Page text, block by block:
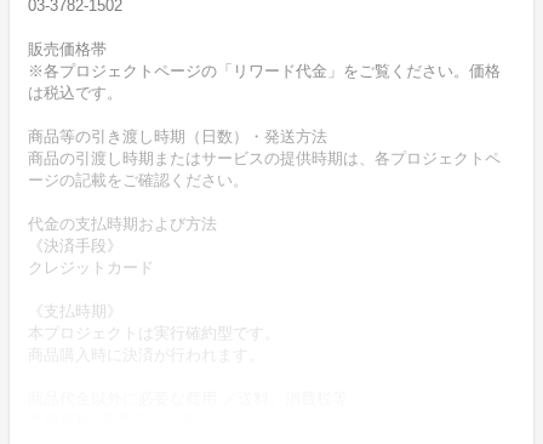
03-3782-1502
販売価格帯
※各プロジェクトページの「リワード代金」をご覧ください。価格
は税込です。
商品等の引き渡し時期（日数）・発送方法
商品の引渡し時期またはサービスの提供時期は、各プロジェクトペ
ージの記載をご確認ください。
代金の支払時期および方法
《決済手段》
クレジットカード
《支払時期》
本プロジェクトは実行確約型です。
商品購入時に決済が行われます。